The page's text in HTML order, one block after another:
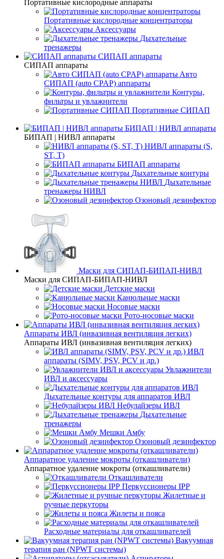
Портативные кислородные аппараты
Портативные кислородные концентраторы
Аксессуары
Дыхательные
тренажеры
СИПАП аппараты
СИПАП аппараты
Aвто
СИПАП (auto CPAP) аппараты
Контуры,
фильтры и увлажнители
Портативные СИПАП
БИПАП | НИВЛ аппараты
БИПАП | НИВЛ аппараты
НИВЛ аппараты (S,
ST, T)
БИПАП аппараты
Дыхательные контуры
Дыхательные
тренажеры НИВЛ
Озоновый дезинфектор
Маски для СИПАП-БИПАП-НИВЛ
Маски для СИПАП-БИПАП-НИВЛ
Детские маски
Канюльные маски
Носовые маски
Рото-носовые маски
Аппараты ИВЛ (инвазивная вентиляция легких)
Аппараты ИВЛ (инвазивная вентиляция легких)
ИВЛ
аппараты (SIMV, PSV, PCV и др.)
Увлажнители
ИВЛ и аксессуары
Дыхательные контуры для аппаратов ИВЛ
Небулайзеры ИВЛ
Дыхательные
тренажеры
Мешки Амбу
Озоновый дезинфектор
Аппаратное удаление мокроты (откашливатели)
Аппаратное удаление мокроты (откашливатели)
Откашливатели
Перкуссионеры IPP
Жилетные и
ручные перкуторы
Жилеты и пояса
Расходные материалы для откашливателей
Вакуумная
терапия ран (NPWT системы)